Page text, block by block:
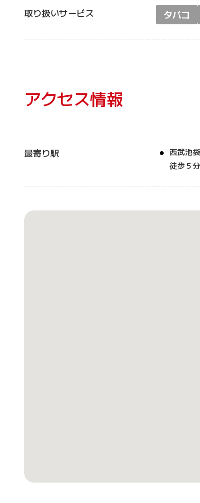
取り扱いサービス タバコ
アクセス情報
最寄り駅
西武池
徒歩５分